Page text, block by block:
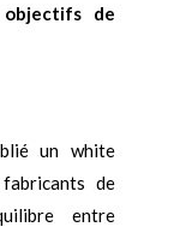
de
un white
de
entre